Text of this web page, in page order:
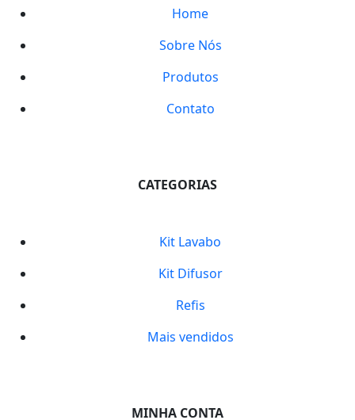
Home
Sobre Nós
Produtos
Contato
CATEGORIAS
Kit Lavabo
Kit Difusor
Refis
Mais vendidos
MINHA CONTA